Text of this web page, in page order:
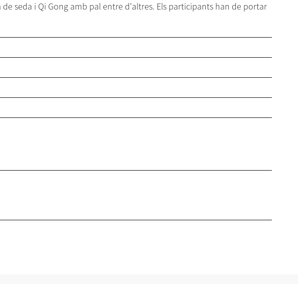
seda i Qi Gong amb pal entre d'altres. Els participants han de portar